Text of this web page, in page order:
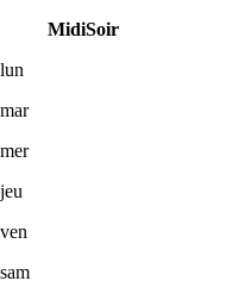
MidiSoir
lun
mar
mer
jeu
ven
sam